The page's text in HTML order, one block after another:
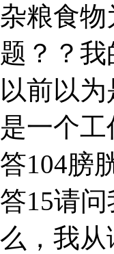
杂粮食
题？？
以前以
是一个
答104膀
答15请
么，我从